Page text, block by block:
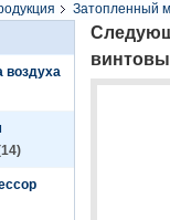
Затопленный
интегрированной
воздуха